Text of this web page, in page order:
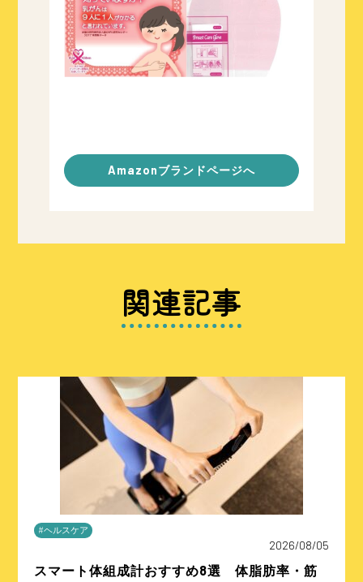
Amazonブランドページへ
関連記事
#ヘルスケア
2026/08/05
スマート体組成計おすすめ8選 体脂肪率・筋